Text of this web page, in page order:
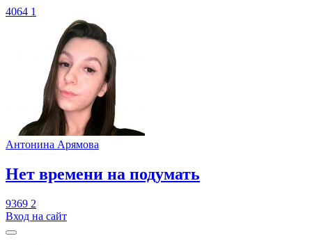
4064 1
Антонина Арямова
​Нет времени на подумать
9369 2
Вход на сайт